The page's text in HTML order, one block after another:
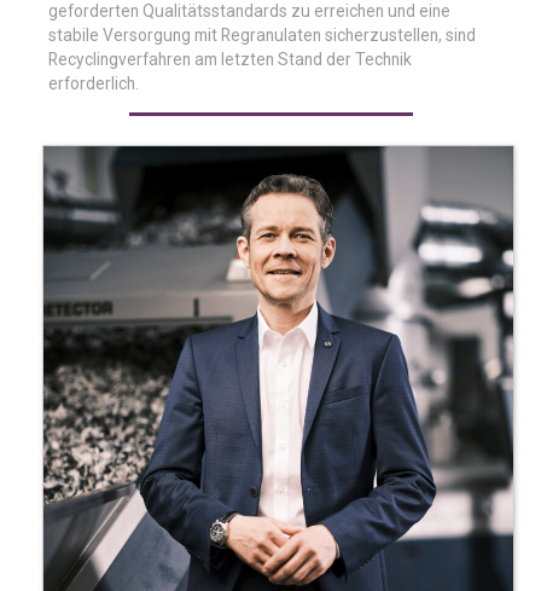
geforderten Qualitätsstandards zu erreichen und eine
stabile Versorgung mit Regranulaten sicherzustellen, sind
Recyclingverfahren am letzten Stand der Technik
erforderlich.